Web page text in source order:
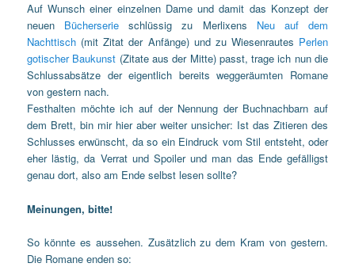
Auf Wunsch einer einzelnen Dame und damit das Konzept der
neuen Bücherserie schlüssig zu Merlixens Neu auf dem
Nachttisch (mit Zitat der Anfänge) und zu Wiesenrautes Perlen
gotischer Baukunst (Zitate aus der Mitte) passt, trage ich nun die
Schlussabsätze der eigentlich bereits weggeräumten Romane
von gestern nach.
Festhalten möchte ich auf der Nennung der Buchnachbarn auf
dem Brett, bin mir hier aber weiter unsicher: Ist das Zitieren des
Schlusses erwünscht, da so ein Eindruck vom Stil entsteht, oder
eher lästig, da Verrat und Spoiler und man das Ende gefälligst
genau dort, also am Ende selbst lesen sollte?
Meinungen, bitte!
So könnte es aussehen. Zusätzlich zu dem Kram von gestern.
Die Romane enden so: